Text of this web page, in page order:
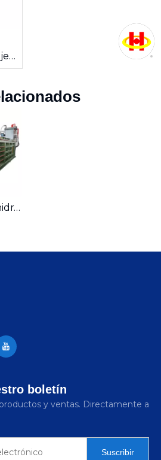
Empacadora hidráulica de residuos de cartón y plástico de alta eficiencia
boletín
y ventas. Directamente a
Suscribir